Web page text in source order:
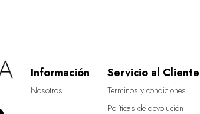
Información
Nosotros
Servicio al Cliente
Terminos y condiciones
Políticas de devolución